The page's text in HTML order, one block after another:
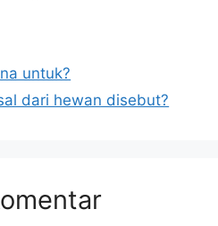
untuk?
dari hewan disebut?